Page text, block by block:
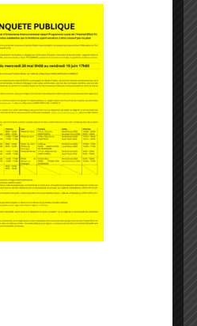
S'EST PASSÉ SUR VOTRE